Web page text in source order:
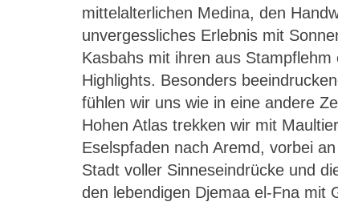
mittelalterlichen Medina, den
unvergessliches Erlebnis mit
Kasbahs mit ihren aus
Highlights. Besonders
fühlen wir uns wie in eine andere
Hohen Atlas trekken wir mit
Eselspfaden nach Aremd, vorbei
Stadt voller Sinneseindrücke und
den lebendigen Djemaa el-Fna mit